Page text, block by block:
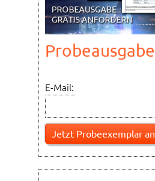
Probeausgabe
E-Mail: